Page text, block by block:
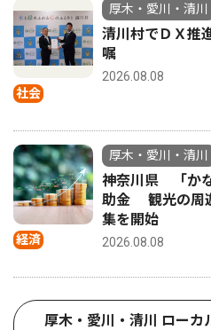
社会
厚木・愛川・清川
清川村でＤＸ推
嘱
2026.08.08
経済
厚木・愛川・清川
神奈川県 「か
助金 観光の周
集を開始
2026.08.08
厚木・愛川・清川 ローカ